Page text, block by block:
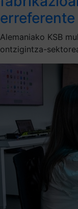
Alemaniako KSB
ontzigintza-